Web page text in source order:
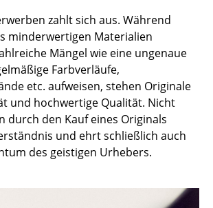
zahlt sich aus. Während
minderwertigen Materialien
Mängel wie eine ungenaue
Farbverläufe,
etc. aufweisen, stehen Originale
und hochwertige Qualität. Nicht
durch den Kauf eines Originals
und ehrt schließlich auch
des geistigen Urhebers.